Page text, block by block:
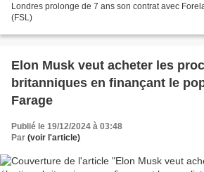
Londres prolonge de 7 ans son contrat avec
(FSL)
Elon Musk veut acheter les
britanniques en finançant le
Farage
Publié le 19/12/2024 à 03:48
Par (voir l'article)